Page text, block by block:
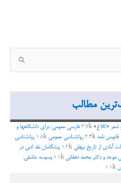
مطالب
و شعر «کلاغ»
فارسی عمومی: برای دانشگاهها و
نامه روانشناسی عمومی
روانشناسی
آبادی از تاریخ بیهقی
پیشگامان نقد ادبی در
موحد و دکتر محمد دهقانی
وسوسه عاشقی: